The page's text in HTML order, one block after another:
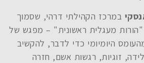
במרכז הקהילתי דרהי, שסמוך
מעגלית ראשונית" – מפגש של
היומיומי כדי לדבר, להקשיב
לידה, זוגיות, רגשות אשם, חזרה